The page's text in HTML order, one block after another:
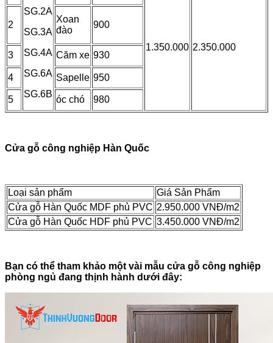
SG.2A
SG.3A
SG.4A
SG.6A
SG.6B
1.350.000 2.350.000
2
Xoan
đào
900
3 Căm xe 930
4 Sapelle 950
5 óc chó 980
Cửa gỗ công nghiệp Hàn Quốc
Loại sản phẩm
Giá Sản Phẩm
Cửa gỗ Hàn Quốc MDF phủ PVC 2.950.000 VNĐ/m2
Cửa gỗ Hàn Quốc HDF phủ PVC 3.450.000 VNĐ/m2
Bạn có thể tham khảo một vài mẫu cửa gỗ công nghiệp
phòng ngủ đang thịnh hành dưới đây: